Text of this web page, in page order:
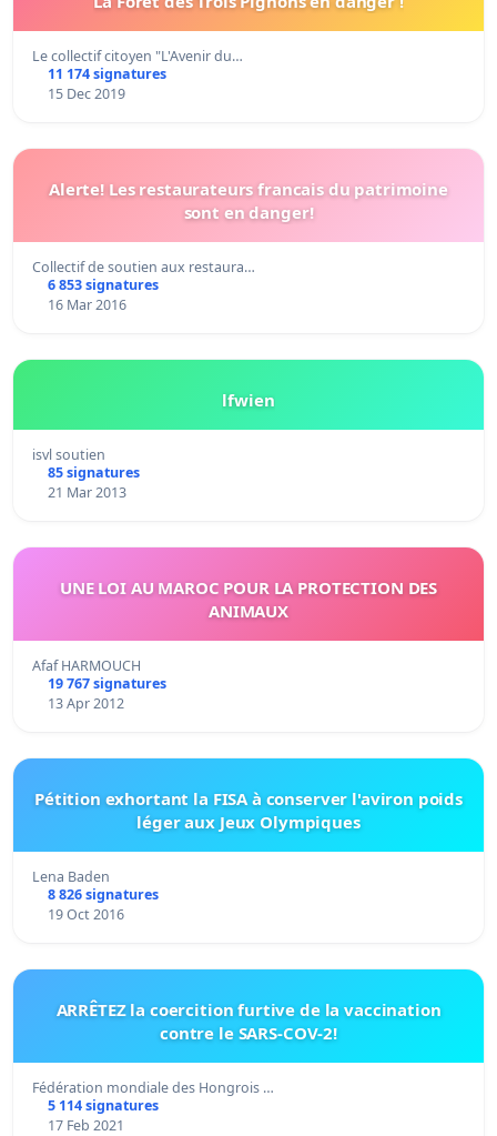
Le collectif citoyen "L'Avenir du…
11 174 signatures
15 Dec 2019
Alerte! Les restaurateurs francais du patrimoine
sont en danger!
Collectif de soutien aux restaura…
6 853 signatures
16 Mar 2016
lfwien
isvl soutien
85 signatures
21 Mar 2013
UNE LOI AU MAROC POUR LA PROTECTION DES
ANIMAUX
Afaf HARMOUCH
19 767 signatures
13 Apr 2012
Pétition exhortant la FISA à conserver l'aviron poids
léger aux Jeux Olympiques
Lena Baden
8 826 signatures
19 Oct 2016
ARRÊTEZ la coercition furtive de la vaccination
contre le SARS-COV-2!
Fédération mondiale des Hongrois …
5 114 signatures
17 Feb 2021